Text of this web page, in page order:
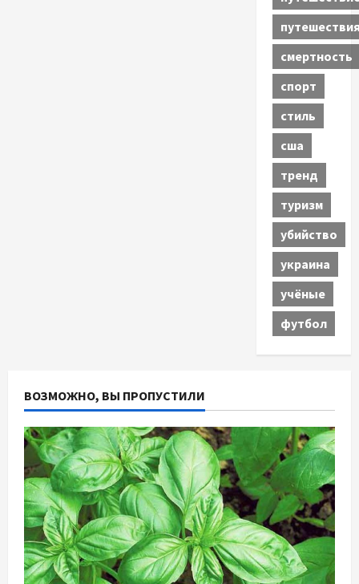
смертность
спорт
стиль
сша
тренд
туризм
убийство
украина
учёные
футбол
ВОЗМОЖНО, ВЫ ПРОПУСТИЛИ